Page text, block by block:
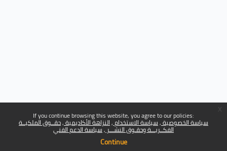
If you continue browsing this website, you agree to our policies:
سياسة الخصوصية سياسة الاستخدام النزاهة الأكاديمية حقــوق الملكيــة
الفكــريـــة وحقـوق النشـــر سياسة الدعم الفني
Continue